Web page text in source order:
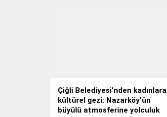
Çiğli Belediyesi’nden kadınlara
kültürel gezi: Nazarköy’ün
büyülü atmosferine yolculuk